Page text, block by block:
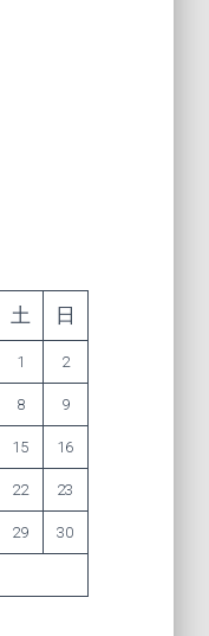
土 日
1 2
8 9
15 16
22 23
29 30